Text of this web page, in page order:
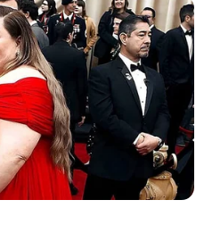
Premium 903 HP dengan
Stack
Premium dengan AI Turing &
Road PHEV 748 HP Siap
dengan Baterai Semi-